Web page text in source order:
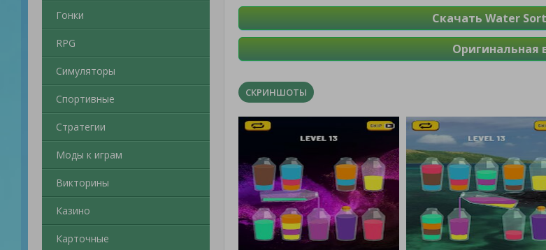
Гонки
RPG
Симуляторы
Спортивные
Стратегии
Моды к играм
Викторины
Казино
Карточные
Скачать Water
Оригинальная
СКРИНШОТЫ